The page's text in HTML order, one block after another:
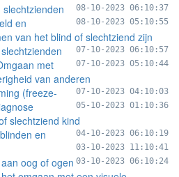
08-10-2023 06:10:37
08-10-2023 05:10:55
en
van het blind of slechtziend zijn
07-10-2023 06:10:57
07-10-2023 05:10:44
met
van anderen
07-10-2023 04:10:03
(freeze-
05-10-2023 01:10:36
slechtziend kind
04-10-2023 06:10:19
en
03-10-2023 11:10:41
oog of ogen 03-10-2023 06:10:24